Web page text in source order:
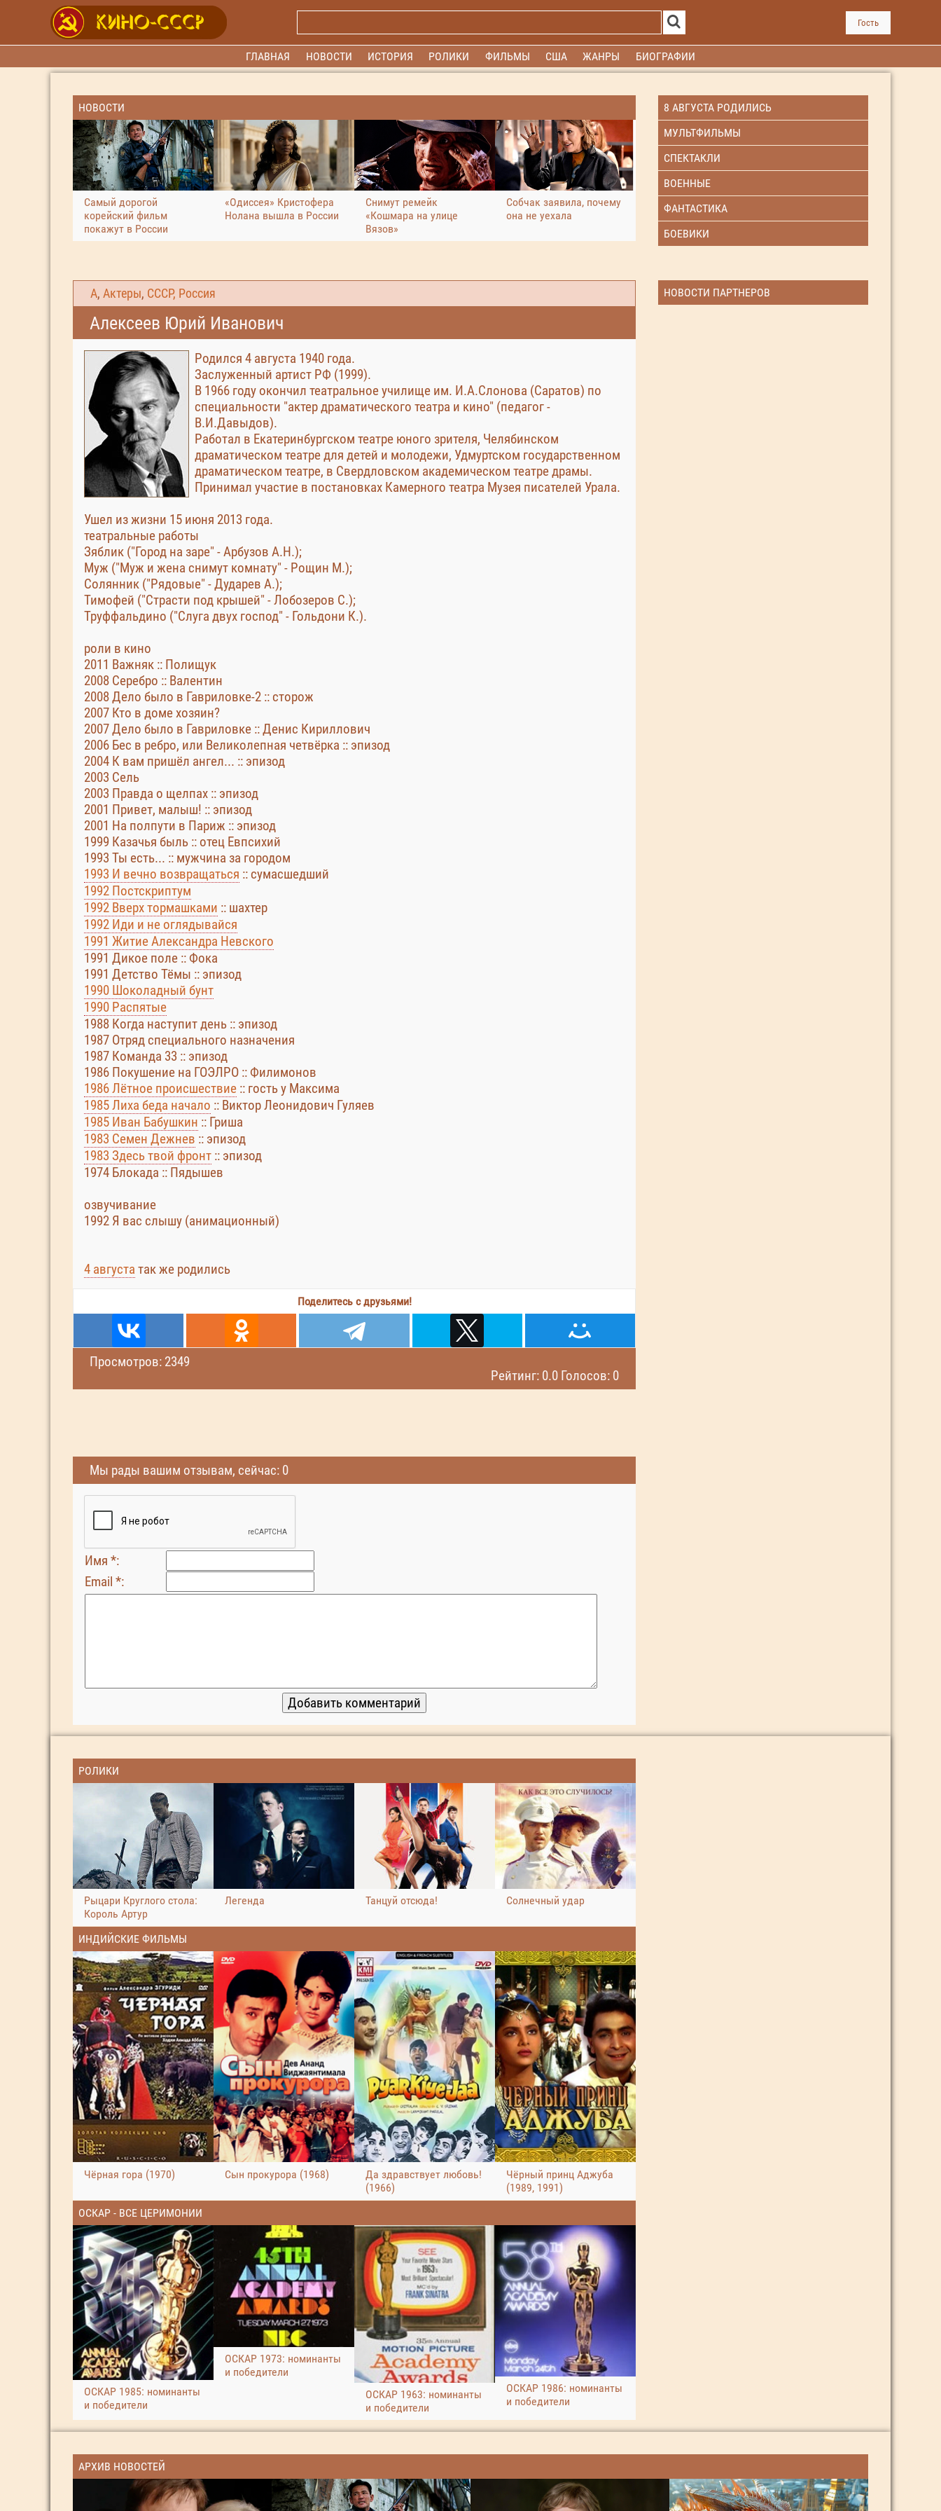
Гость
ГЛАВНАЯ НОВОСТИ ИСТОРИЯ РОЛИКИ ФИЛЬМЫ США ЖАНРЫ БИОГРАФИИ
НОВОСТИ
Самый дорогой
корейский фильм
покажут в России
«Одиссея» Кристофера
Нолана вышла в России
Снимут ремейк
«Кошмара на улице
Вязов»
Собчак заявила, почему
она не уехала
8 АВГУСТА РОДИЛИСЬ
МУЛЬТФИЛЬМЫ
СПЕКТАКЛИ
ВОЕННЫЕ
ФАНТАСТИКА
БОЕВИКИ
А, Актеры, СССР, Россия
Алексеев Юрий Иванович
Родился 4 августа 1940 года.
Заслуженный артист РФ (1999).
В 1966 году окончил театральное училище им. И.А.Слонова (Саратов) по
специальности "актер драматического театра и кино" (педагог -
В.И.Давыдов).
Работал в Екатеринбургском театре юного зрителя, Челябинском
драматическом театре для детей и молодежи, Удмуртском государственном
драматическом театре, в Свердловском академическом театре драмы.
Принимал участие в постановках Камерного театра Музея писателей Урала.
Ушел из жизни 15 июня 2013 года.
театральные работы
Зяблик ("Город на заре" - Арбузов А.Н.);
Муж ("Муж и жена снимут комнату" - Рощин М.);
Солянник ("Рядовые" - Дударев А.);
Тимофей ("Страсти под крышей" - Лобозеров С.);
Труффальдино ("Слуга двух господ" - Гольдони К.).
роли в кино
2011 Важняк :: Полищук
2008 Серебро :: Валентин
2008 Дело было в Гавриловке-2 :: сторож
2007 Кто в доме хозяин?
2007 Дело было в Гавриловке :: Денис Кириллович
2006 Бес в ребро, или Великолепная четвёрка :: эпизод
2004 К вам пришёл ангел... :: эпизод
2003 Сель
2003 Правда о щелпах :: эпизод
2001 Привет, малыш! :: эпизод
2001 На полпути в Париж :: эпизод
1999 Казачья быль :: отец Евпсихий
1993 Ты есть... :: мужчина за городом
1993 И вечно возвращаться :: сумасшедший
1992 Постскриптум
1992 Вверх тормашками :: шахтер
1992 Иди и не оглядывайся
1991 Житие Александра Невского
1991 Дикое поле :: Фока
1991 Детство Тёмы :: эпизод
1990 Шоколадный бунт
1990 Распятые
1988 Когда наступит день :: эпизод
1987 Отряд специального назначения
1987 Команда 33 :: эпизод
1986 Покушение на ГОЭЛРО :: Филимонов
1986 Лётное происшествие :: гость у Максима
1985 Лиха беда начало :: Виктор Леонидович Гуляев
1985 Иван Бабушкин :: Гриша
1983 Семен Дежнев :: эпизод
1983 Здесь твой фронт :: эпизод
1974 Блокада :: Пядышев
озвучивание
1992 Я вас слышу (анимационный)
4 августа так же родились
Поделитесь с друзьями!
Просмотров: 2349
Рейтинг: 0.0 Голосов: 0
НОВОСТИ ПАРТНЕРОВ
Мы рады вашим отзывам, сейчас: 0
Имя *:
Email *:
РОЛИКИ
Рыцари Круглого стола:
Король Артур
Легенда Танцуй отсюда! Солнечный удар
ИНДИЙСКИЕ ФИЛЬМЫ
Чёрная гора (1970) Сын прокурора (1968)
Да здравствует любовь!
(1966)
Чёрный принц Аджуба
(1989, 1991)
ОСКАР - ВСЕ ЦЕРИМОНИИ
ОСКАР 1985: номинанты
и победители
ОСКАР 1973: номинанты
и победители
ОСКАР 1963: номинанты
и победители
ОСКАР 1986: номинанты
и победители
АРХИВ НОВОСТЕЙ